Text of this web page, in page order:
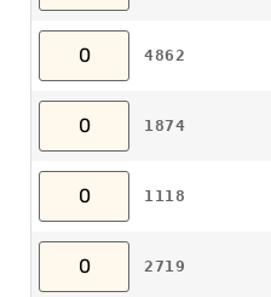
4862
1874
1118
2719